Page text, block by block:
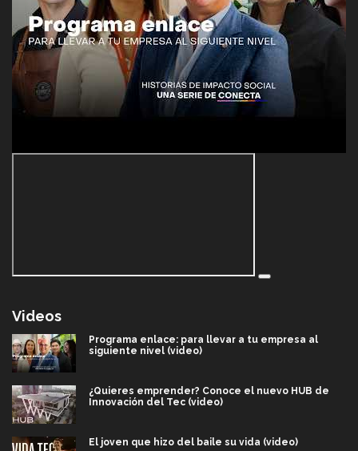
Videos
Programa enlace: para llevar a tu empresa al
siguiente nivel (video)
¿Quieres emprender? Conoce el nuevo HUB de
Innovación del Tec (video)
El joven que hizo del baile su vida (video)